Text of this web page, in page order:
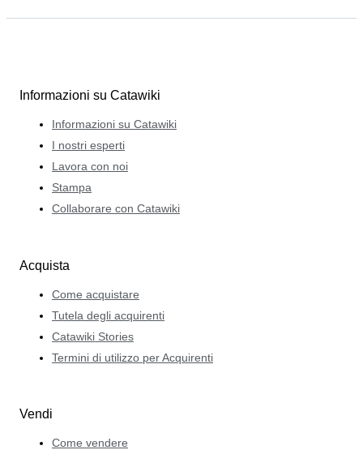
Informazioni su Catawiki
Informazioni su Catawiki
I nostri esperti
Lavora con noi
Stampa
Collaborare con Catawiki
Acquista
Come acquistare
Tutela degli acquirenti
Catawiki Stories
Termini di utilizzo per Acquirenti
Vendi
Come vendere